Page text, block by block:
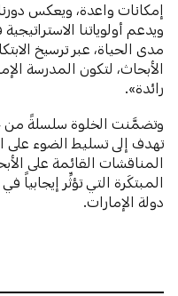
إمكانات واعدة، ويعكس
ويدعم أولوياتنا
مدى الحياة، عبر ترسيخ
الأبحاث، لتكون المدرسة
رائدة».
وتضمَّنت الخلوة سلسلةً من
تهدف إلى تسليط الضوء على
المناقشات القائمة على
المبتكَرة التي تؤثِّر
دولة الإمارات.